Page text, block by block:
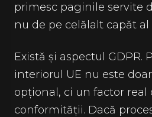
primesc paginile servite
nu de pe celălalt capăt
Există și aspectul GDPR.
interiorul UE nu este
opțional, ci un factor real
conformității. Dacă